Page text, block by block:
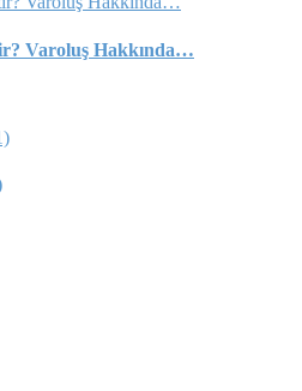
Varoluş Hakkında…